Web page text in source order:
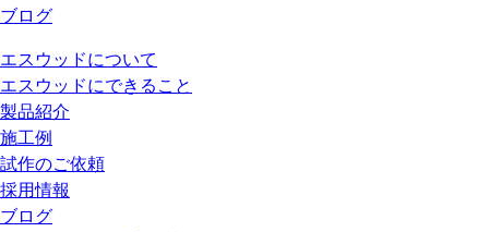
ブログ
エスウッドについて
エスウッドにできること
製品紹介
施工例
試作のご依頼
採用情報
ブログ